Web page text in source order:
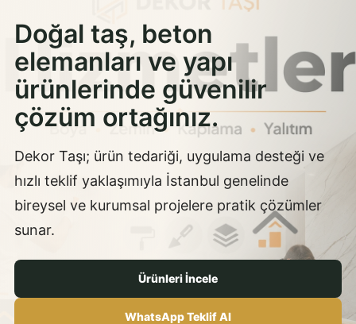
Doğal taş, beton
elemanları ve yapı
ürünlerinde güvenilir
çözüm ortağınız.
Dekor Taşı; ürün tedariği, uygulama desteği ve
hızlı teklif yaklaşımıyla İstanbul genelinde
bireysel ve kurumsal projelere pratik çözümler
sunar.
Ürünleri İncele
WhatsApp Teklif Al